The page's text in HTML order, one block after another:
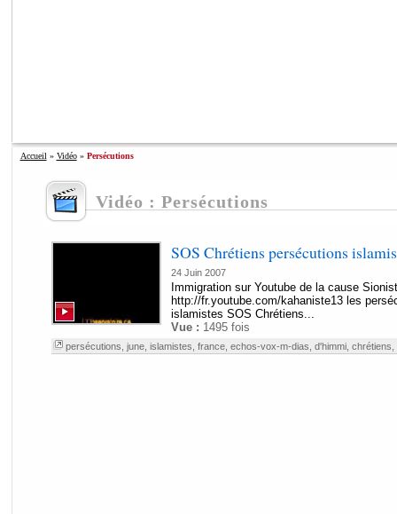
Accueil » Vidéo» Persécutions
Vidéo : Persécutions
SOS Chrétiens persécutions
24 Juin 2007
Immigration sur Youtube de la cause
http://fr.youtube.com/kahaniste13 les
islamistes SOS Chrétiens...
Vue : 1495 fois
persécutions june, islamistes france, echos-vox-m-dias d'himmi, chrétiens